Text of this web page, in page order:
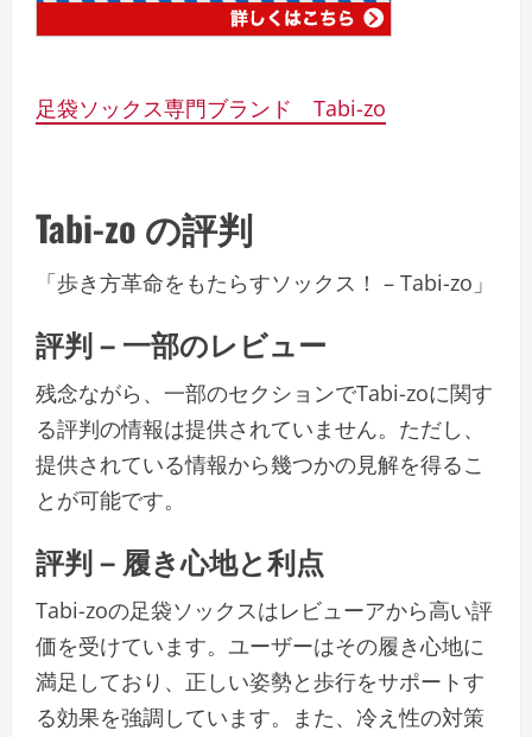
足袋ソックス専門ブランド Tabi-zo
Tabi-zo の評判
「歩き方革命をもたらすソックス！ – Tabi-zo」
評判 – 一部のレビュー
残念ながら、一部のセクションでTabi-zoに関す
る評判の情報は提供されていません。ただし、
提供されている情報から幾つかの見解を得るこ
とが可能です。
評判 – 履き心地と利点
Tabi-zoの足袋ソックスはレビューアから高い評
価を受けています。ユーザーはその履き心地に
満足しており、正しい姿勢と歩行をサポートす
る効果を強調しています。また、冷え性の対策